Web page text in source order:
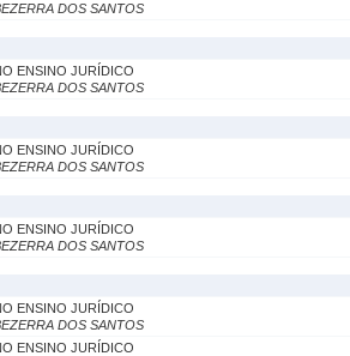
DOS SANTOS
ENSINO JURÍDICO
DOS SANTOS
ENSINO JURÍDICO
DOS SANTOS
ENSINO JURÍDICO
DOS SANTOS
ENSINO JURÍDICO
DOS SANTOS
ENSINO JURÍDICO